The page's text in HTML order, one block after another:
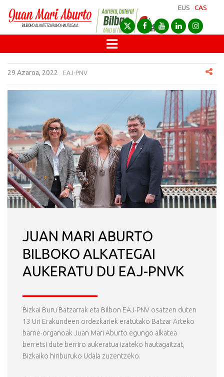
EUS CAS
29 Azaroa, 2022 EAJ-PNV
JUAN MARI ABURTO
BILBOKO ALKATEGAI
AUKERATU DU EAJ-PNVK
Bizkai Buru Batzarrak eta Bilbon EAJ-PNV osatzen duten
13 Uri Erakundeen ordezkariek eratutako Batzar Arteko
barne-organoak Juan Mari Aburto egungo alkatea
berretsi dute berriro aukeratua izateko hautagaitzat,
Bizkaiko hiriburuko Udala zuzentzeko.